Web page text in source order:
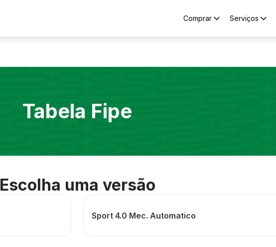
Comprar Serviços
Tabela Fipe
Escolha uma versão
Sport 4.0 Mec. Automatico